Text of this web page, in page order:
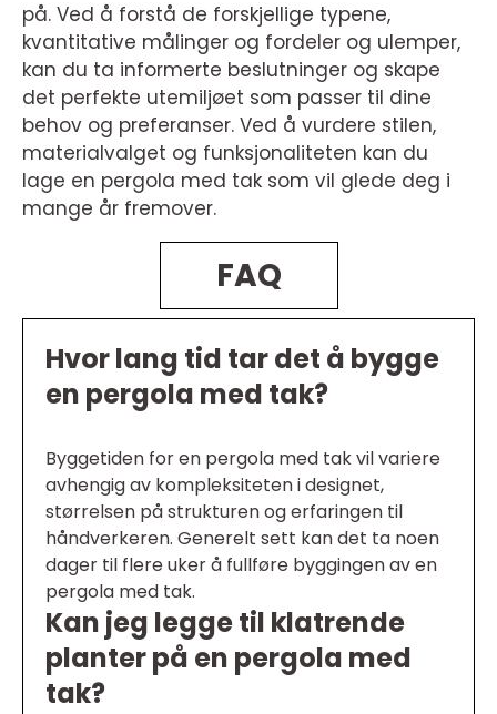
på. Ved å forstå de forskjellige typene,
kvantitative målinger og fordeler og ulemper,
kan du ta informerte beslutninger og skape
det perfekte utemiljøet som passer til dine
behov og preferanser. Ved å vurdere stilen,
materialvalget og funksjonaliteten kan du
lage en pergola med tak som vil glede deg i
mange år fremover.
FAQ
Hvor lang tid tar det å bygge
en pergola med tak?
Byggetiden for en pergola med tak vil variere
avhengig av kompleksiteten i designet,
størrelsen på strukturen og erfaringen til
håndverkeren. Generelt sett kan det ta noen
dager til flere uker å fullføre byggingen av en
pergola med tak.
Kan jeg legge til klatrende
planter på en pergola med
tak?